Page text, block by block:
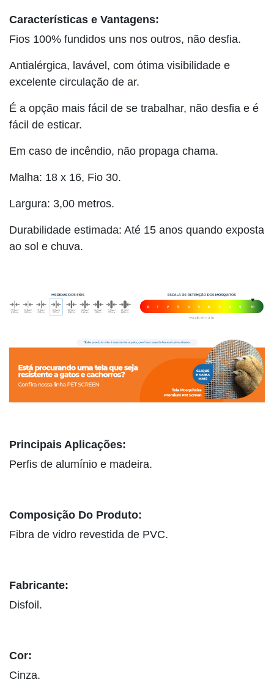
Características e Vantagens:
Fios 100% fundidos uns nos outros, não desfia.
Antialérgica, lavável, com ótima visibilidade e
excelente circulação de ar.
É a opção mais fácil de se trabalhar, não desfia e é
fácil de esticar.
Em caso de incêndio, não propaga chama.
Malha: 18 x 16, Fio 30.
Largura: 3,00 metros.
Durabilidade estimada: Até 15 anos quando exposta
ao sol e chuva.
Principais Aplicações:
Perfis de alumínio e madeira.
Composição Do Produto:
Fibra de vidro revestida de PVC.
Fabricante:
Disfoil.
Cor:
Cinza.